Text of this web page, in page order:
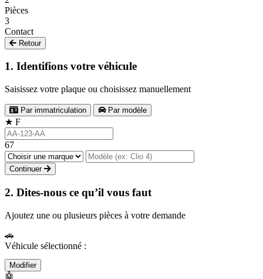
Pièces
3
Contact
Retour
1. Identifions votre véhicule
Saisissez votre plaque ou choisissez manuellement
Par immatriculation Par modèle
★ F
67
Continuer
2. Dites-nous ce qu’il vous faut
Ajoutez une ou plusieurs pièces à votre demande
🚗
Véhicule sélectionné :
Modifier
🤖